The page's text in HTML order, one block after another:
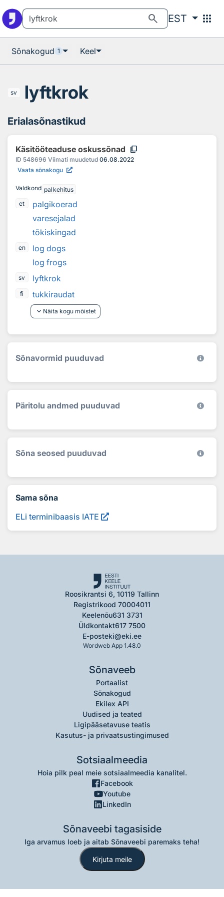
search EST apps
Sõnakogud 1 Keel
sv lyftkrok
Erialasõnastikud
Käsitööteaduse oskussõnad content_copy
ID 548696 Viimati muudetud 06.08.2022
Vaata sõnakogu
Valdkond palkehitus
et
palgikoerad
varesejalad
tõkiskingad
en
log dogs
log frogs
sv lyftkrok
fi
tukkiraudat
keyboard_arrow_down Näita kogu mõistet
Sõnavormid puuduvad
Päritolu andmed puuduvad
Sõna seosed puuduvad
Sama sõna
ELi terminibaasis IATE
Roosikrantsi 6, 10119 Tallinn
Registrikood 70004011
Keelenõu631 3731
Üldkontakt617 7500
E-posteki@eki.ee
Wordweb App 1.48.0
Sõnaveeb
Portaalist
Sõnakogud
Ekilex API
Uudised ja teated
Ligipääsetavuse teatis
Kasutus- ja privaatsustingimused
Sotsiaalmeedia
Hoia pilk peal meie sotsiaalmeedia kanalitel.
Facebook
Youtube
LinkedIn
Sõnaveebi tagasiside
Iga arvamus loeb ja aitab Sõnaveebi paremaks teha!
Kirjuta meile